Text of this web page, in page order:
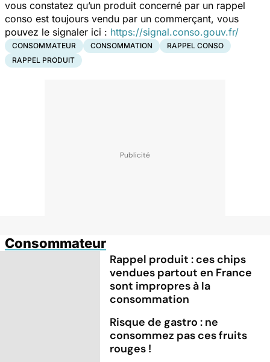
vous constatez qu’un produit concerné par un rappel
conso est toujours vendu par un commerçant, vous
pouvez le signaler ici : https://signal.conso.gouv.fr/
CONSOMMATEUR CONSOMMATION
RAPPEL CONSO
RAPPEL PRODUIT
Consommateur
Rappel produit : ces chips
vendues partout en France
sont impropres à la
consommation
Risque de gastro : ne
consommez pas ces fruits
rouges !